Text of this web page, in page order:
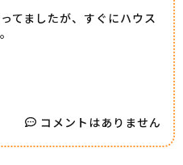
てましたが、すぐにハウス
コメントはありません